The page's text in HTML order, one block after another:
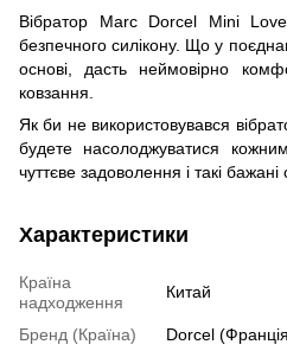
Вібратор Marc Dorcel Mini
безпечного силікону. Що у
основі, дасть неймовірно
ковзання.
Як би не використовувався
будете насолоджуватися
чуттєве задоволення і такі бажані
Характеристики
Країна
надходження
Китай
Бренд (Країна) Dorcel